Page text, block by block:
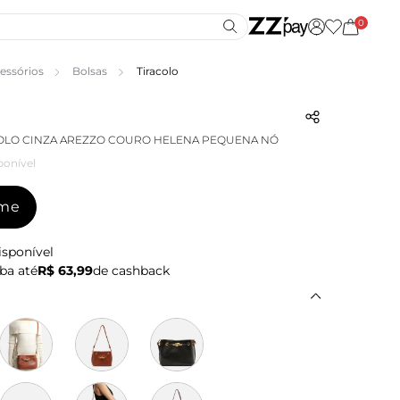
0
Bolsas Tiracolo
CINZA AREZZO COURO HELENA PEQUENA NÓ
atéR$ 63,99de cashback